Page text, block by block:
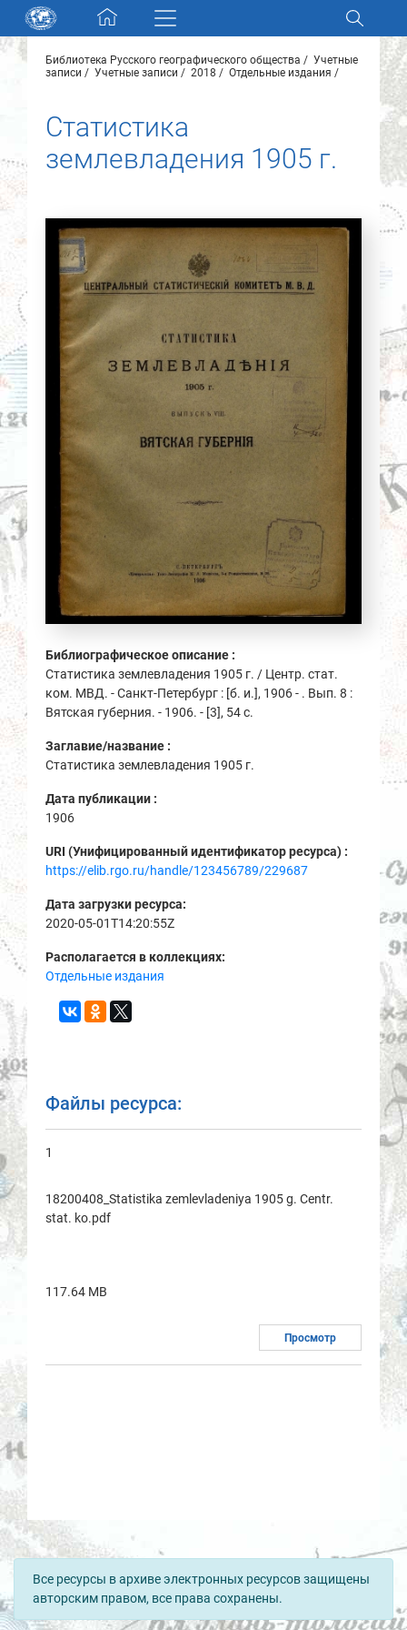
Skip navigation
Разделы и коллекции
Электронный каталог
Новости
О нас
Контакты
Партнеры
Найти
Библиотека Русского географического общества
Учетные
записи
Учетные записи 2018 Отдельные издания
Статистика
землевладения 1905 г.
Библиографическое описание :
Статистика землевладения 1905 г. / Центр. стат.
ком. МВД. - Санкт-Петербург : [б. и.], 1906 - . Вып. 8 :
Вятская губерния. - 1906. - [3], 54 с.
Заглавие/название :
Статистика землевладения 1905 г.
Дата публикации :
1906
URI (Унифицированный идентификатор ресурса) :
https://elib.rgo.ru/handle/123456789/229687
Дата загрузки ресурса:
2020-05-01T14:20:55Z
Располагается в коллекциях:
Отдельные издания
Файлы ресурса:
1
18200408_Statistika zemlevladeniya 1905 g. Centr.
stat. ko.pdf
117.64 MB
Просмотр
Все ресурсы в архиве электронных ресурсов защищены
авторским правом, все права сохранены.